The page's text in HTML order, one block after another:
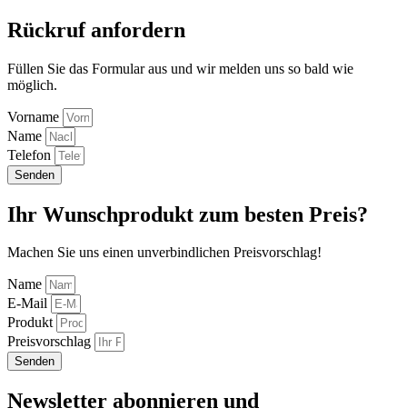
Rückruf anfordern
Füllen Sie das Formular aus und wir melden uns so bald wie
möglich.
Vorname
Name
Telefon
Senden
Ihr Wunschprodukt zum besten Preis?
Machen Sie uns einen unverbindlichen Preisvorschlag!
Name
E-Mail
Produkt
Preisvorschlag
Senden
Newsletter abonnieren und